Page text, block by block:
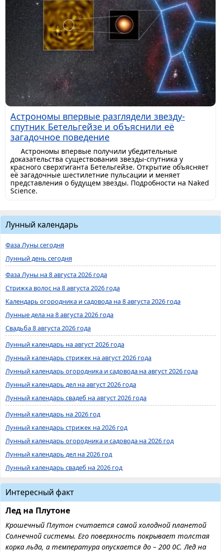
Астрономы впервые разглядели звезду-
спутник Бетельгейзе и объяснили её
загадочное поведение
Астрономы впервые получили убедительные
доказательства существования звезды-спутника у
красного сверхгиганта Бетельгейзе. Открытие объясняет
её загадочные шестилетние пульсации и меняет
представления о будущем звезды. Подробности на Naked
Science.
Лунный календарь
Фаза Луны сегодня
Лунный день сегодня
Фаза Луны на 8 августа 2026 года
Стрижка волос на 8 августа 2026 года
Календарь огородника и садовода на 8 августа 2026 года
Лунные дела на 8 августа 2026 года
Свадьба 8 августа 2026 года
Лунный календарь на август 2026 года
Лунный календарь стрижек на август 2026 года
Лунный календарь огородника и садовода на август 2026 года
Лунный календарь дел на август 2026 года
Лунный календарь свадеб на август 2026 года
Лунный календарь на 2026 год
Лунный календарь стрижек на 2026 год
Лунный календарь огородника и садовода на 2026 год
Лунный календарь дел на 2026 год
Лунный календарь свадеб на 2026 год
Интересный факт
Лед на Плутоне
Крошечный Плутон считается самой холодной планетой
Солнечной системы. Его поверхность покрывает толстая
корка льда, а температура опускается до – 200 0С. Лед на